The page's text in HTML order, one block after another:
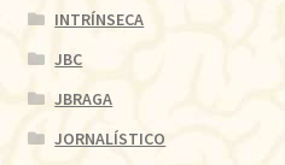
INTRÍNSECA
JBC
JBRAGA
JORNALÍSTICO